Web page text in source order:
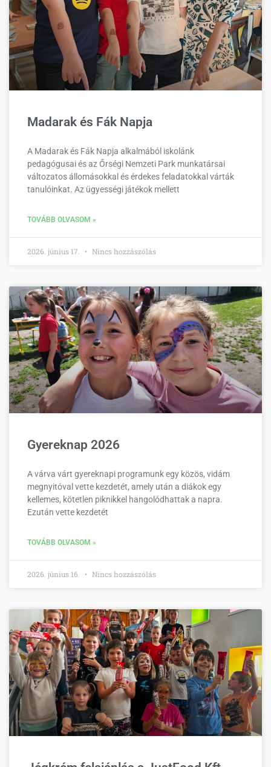
Madarak és Fák Napja
A Madarak és Fák Napja alkalmából iskolánk
pedagógusai és az Őrségi Nemzeti Park munkatársai
változatos állomásokkal és érdekes feladatokkal várták
tanulóinkat. Az ügyességi játékok mellett
TOVÁBB OLVASOM »
2026. június 17. Nincs hozzászólás
Gyereknap 2026
A várva várt gyereknapi programunk egy közös, vidám
megnyitóval vette kezdetét, amely után a diákok egy
kellemes, kötetlen piknikkel hangolódhattak a napra.
Ezután vette kezdetét
TOVÁBB OLVASOM »
2026. június 16. Nincs hozzászólás